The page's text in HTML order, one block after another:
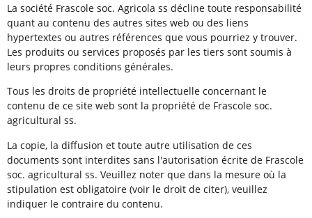
La société Frascole soc. Agricola ss décline toute responsabilité
quant au contenu des autres sites web ou des liens
hypertextes ou autres références que vous pourriez y trouver.
Les produits ou services proposés par les tiers sont soumis à
leurs propres conditions générales.
Tous les droits de propriété intellectuelle concernant le
contenu de ce site web sont la propriété de Frascole soc.
agricultural ss.
La copie, la diffusion et toute autre utilisation de ces
documents sont interdites sans l'autorisation écrite de Frascole
soc. agricultural ss. Veuillez noter que dans la mesure où la
stipulation est obligatoire (voir le droit de citer), veuillez
indiquer le contraire du contenu.